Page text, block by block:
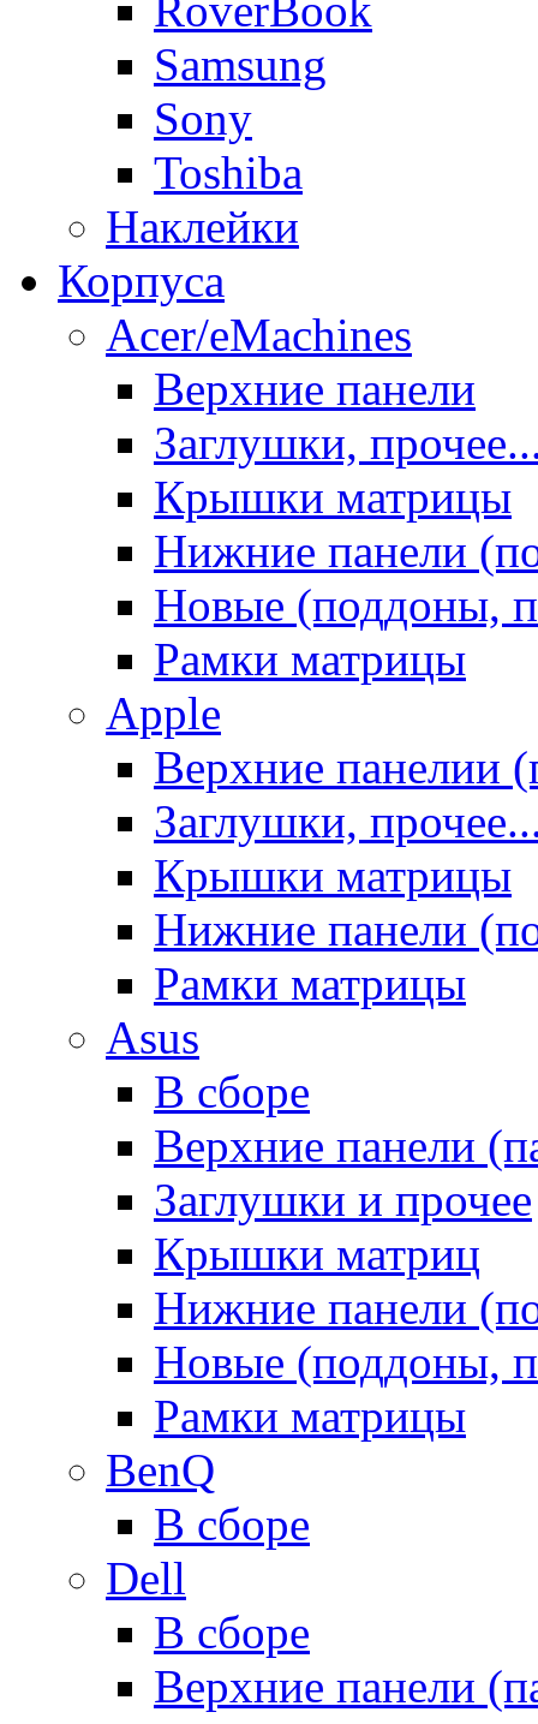
Samsung
Sony
Toshiba
Наклейки
Корпуса
Acer/eMachines
Верхние панели
Заглушки,
Крышки матрицы
Нижние панели
Новые (поддоны,
Рамки матрицы
Apple
Верхние панелии
Заглушки,
Крышки матрицы
Нижние панели
Рамки матрицы
Asus
В сборе
Верхние панели
Заглушки и прочее
Крышки матриц
Нижние панели
Новые (поддоны,
Рамки матрицы
BenQ
В сборе
Dell
В сборе
Верхние панели